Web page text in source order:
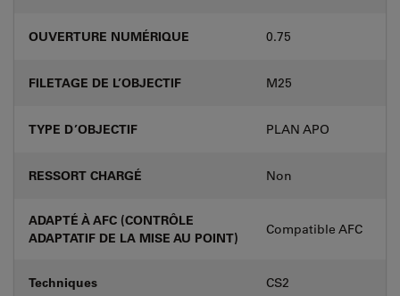
OUVERTURE NUMÉRIQUE 0.75
FILETAGE DE L’OBJECTIF M25
TYPE D’OBJECTIF PLAN APO
RESSORT CHARGÉ Non
ADAPTÉ À AFC (CONTRÔLE
ADAPTATIF DE LA MISE AU POINT)
Compatible AFC
Techniques CS2